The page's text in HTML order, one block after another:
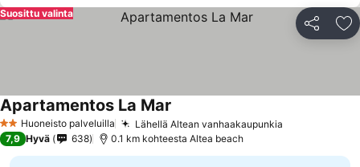
Jaa
Suosittu valinta
2 Tähtiluokitus
Huoneisto palveluilla Lähellä Altean vanhaakaupunkia
Apartamentos La Mar
7,9 Hyvä 638 0.1 km kohteesta Altea beach